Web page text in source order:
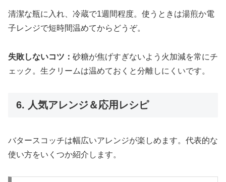
清潔な瓶に入れ、冷蔵で1週間程度。使うときは湯煎か電
子レンジで短時間温めてからどうぞ。
失敗しないコツ： 砂糖が焦げすぎないよう火加減を常にチ
ェック。生クリームは温めておくと分離しにくいです。
6. 人気アレンジ＆応用レシピ
バタースコッチは幅広いアレンジが楽しめます。代表的な
使い方をいくつか紹介します。